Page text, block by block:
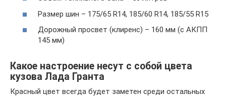
Размер шин – 175/65 R14, 185/60 R14, 185/55 R15
Дорожный просвет (клиренс) – 160 мм (с АКПП
145 мм)
Какое настроение несут с собой цвета
кузова Лада Гранта
Красный цвет всегда будет заметен среди остальных